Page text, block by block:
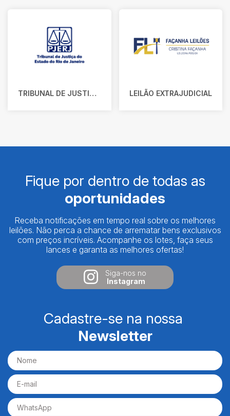
TRIBUNAL DE JUSTIÇA DO ESTADO DO RIO DE JANEIRO LEILÃO EXTRAJUDICIAL
Fique por dentro de todas as
oportunidades
Receba notificações em tempo real sobre os melhores
leilões. Não perca a chance de arrematar bens exclusivos
com preços incríveis. Acompanhe os lotes, faça seus
lances e garanta as melhores ofertas!
Siga-nos no
Instagram
Cadastre-se na nossa
Newsletter